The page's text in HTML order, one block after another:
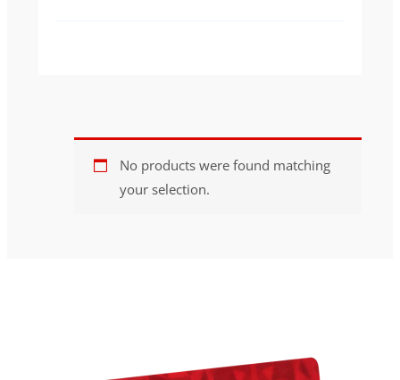
No products were found matching
your selection.